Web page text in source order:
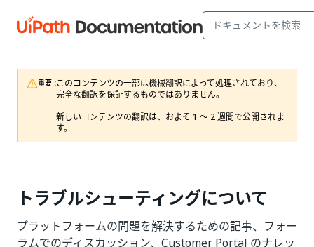
重要 :このコンテンツの一部は機械翻訳によって処理されており、
完全な翻訳を保証するものではありません。
新しいコンテンツの翻訳は、およそ 1 ～ 2 週間で公開されま
す。
トラブルシューティングについて
プラットフォームの問題を解決するための記事、フォー
ラムでのディスカッション、Customer Portal のナレッ